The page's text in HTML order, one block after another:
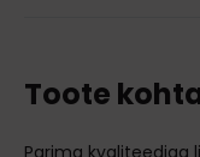
Toote